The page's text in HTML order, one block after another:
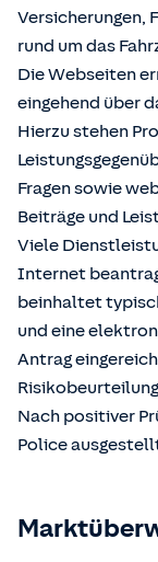
Versicherungen,
rund um das
Die Webseiten
eingehend über
Hierzu stehen
Fragen sowie
Beiträge und
Viele
Internet
beinhaltet
und eine
Antrag
Nach positiver
Police